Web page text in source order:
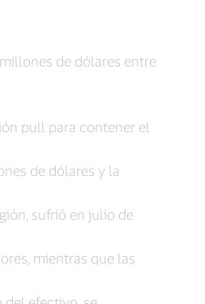
de dólares entre
pull para contener el
de dólares y la
sufrió en julio de
mientras que las